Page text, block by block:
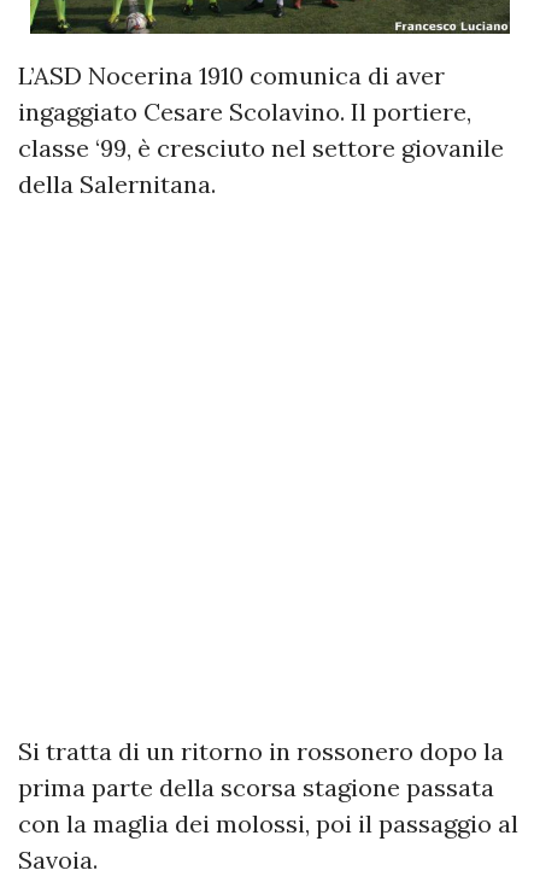
L’ASD Nocerina 1910 comunica di aver
ingaggiato Cesare Scolavino. Il portiere,
classe ‘99, è cresciuto nel settore giovanile
della Salernitana.
Si tratta di un ritorno in rossonero dopo la
prima parte della scorsa stagione passata
con la maglia dei molossi, poi il passaggio al
Savoia.